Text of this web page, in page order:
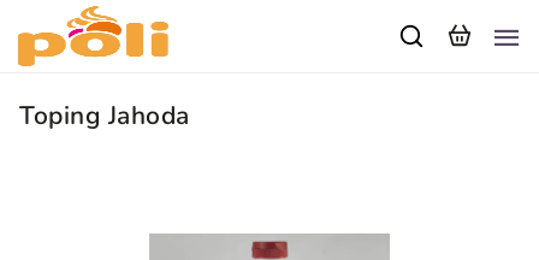
Toping Jahoda